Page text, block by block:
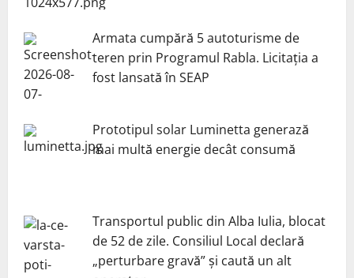
Armata cumpără 5 autoturisme de
teren prin Programul Rabla. Licitația a
fost lansată în SEAP
Prototipul solar Luminetta generază
mai multă energie decât consumă
Transportul public din Alba Iulia, blocat
de 52 de zile. Consiliul Local declară
„perturbare gravă” și caută un alt